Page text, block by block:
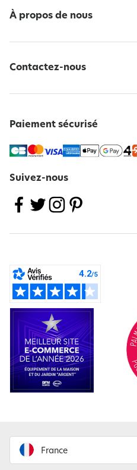
À propos de nous
Contactez-nous
Paiement sécurisé
Suivez-nous
France